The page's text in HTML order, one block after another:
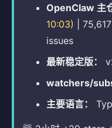
OpenClaw 主
10:03) |
issues
最新稳定版：
watchers/
主要语言：